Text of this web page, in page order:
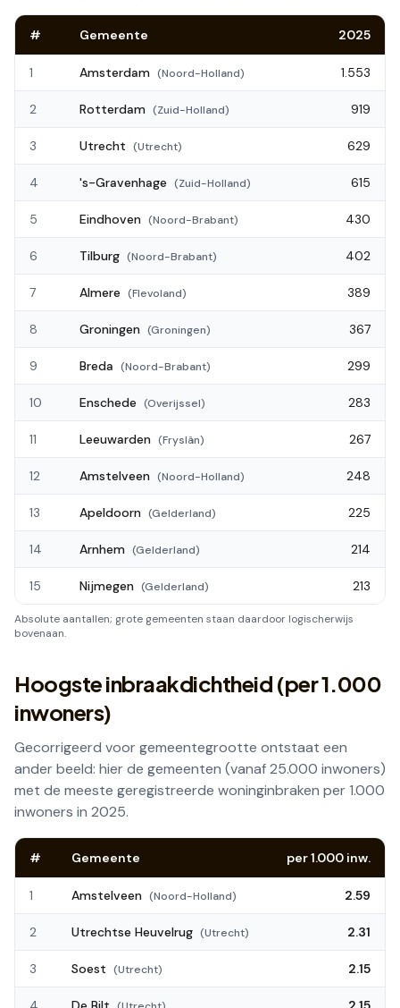
# Gemeente 2025
1 Amsterdam (Noord-Holland) 1.553
2 Rotterdam (Zuid-Holland) 919
3 Utrecht (Utrecht) 629
4 's-Gravenhage (Zuid-Holland) 615
5 Eindhoven (Noord-Brabant) 430
6 Tilburg (Noord-Brabant) 402
7 Almere (Flevoland) 389
8 Groningen (Groningen) 367
9 Breda (Noord-Brabant) 299
10 Enschede (Overijssel) 283
11 Leeuwarden (Fryslân) 267
12 Amstelveen (Noord-Holland) 248
13 Apeldoorn (Gelderland) 225
14 Arnhem (Gelderland) 214
15 Nijmegen (Gelderland) 213
Absolute aantallen; grote gemeenten staan daardoor logischerwijs
bovenaan.
Hoogste inbraakdichtheid (per 1.000
inwoners)
Gecorrigeerd voor gemeentegrootte ontstaat een
ander beeld: hier de gemeenten (vanaf 25.000 inwoners)
met de meeste geregistreerde woninginbraken per 1.000
inwoners in 2025.
# Gemeente per 1.000 inw.
1 Amstelveen (Noord-Holland) 2.59
2 Utrechtse Heuvelrug (Utrecht) 2.31
3 Soest (Utrecht) 2.15